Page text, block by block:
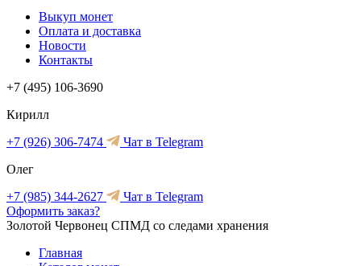
Выкуп монет
Оплата и доставка
Новости
Контакты
+7 (495) 106-3690
Кирилл
+7 (926) 306-7474
Чат в Telegram
Олег
+7 (985) 344-2627
Чат в Telegram
Оформить заказ?
Золотой Червонец СПМД со следами хранения
Главная